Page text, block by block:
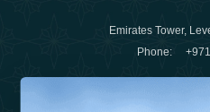
Emirates Tower,
Phone:
Хотели бы вы услышать
Подпишитесь на нашу